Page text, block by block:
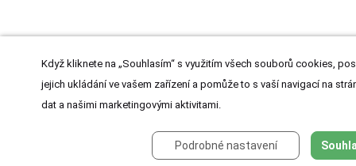
Když kliknete na „Souhlasím“ s využitím všech souborů cookies,
jejich ukládání ve vašem zařízení a pomůže to s vaší navigací na
dat a našimi marketingovými aktivitami.
Podrobné nastavení